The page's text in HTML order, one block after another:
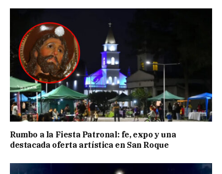
Rumbo a la Fiesta Patronal: fe, expo y una
destacada oferta artística en San Roque